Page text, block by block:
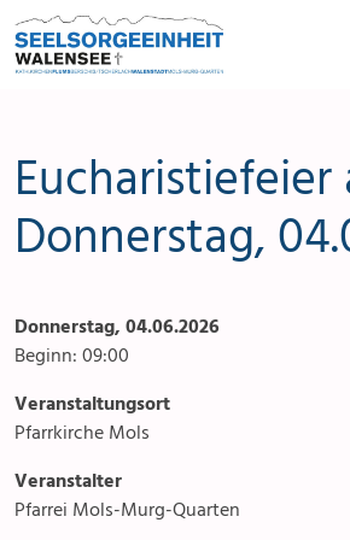
Direkt zur Hauptnavigation springen
Direkt zum Inhalt springen
Eucharistiefeier
Donnerstag,
Donnerstag, 04.06.2026
Beginn: 09:00
Veranstaltungsort
Pfarrkirche Mols
Veranstalter
Pfarrei Mols-Murg-Quarten
Menu
Berschis-Tscherlach
Mols-Murg-Quarten
Angebote & Sakramente
Aktuelles & Fotogalerie
Links